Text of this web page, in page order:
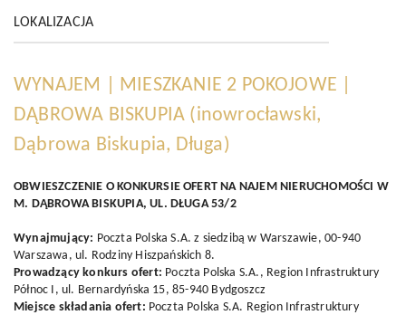
LOKALIZACJA
WYNAJEM | MIESZKANIE 2 POKOJOWE |
DĄBROWA BISKUPIA (inowrocławski,
Dąbrowa Biskupia, Długa)
OBWIESZCZENIE O KONKURSIE OFERT NA NAJEM NIERUCHOMOŚCI W
M. DĄBROWA BISKUPIA, UL. DŁUGA 53/2
Wynajmujący: Poczta Polska S.A. z siedzibą w Warszawie, 00-940
Warszawa, ul. Rodziny Hiszpańskich 8.
Prowadzący konkurs ofert: Poczta Polska S.A., Region Infrastruktury
Północ I, ul. Bernardyńska 15, 85-940 Bydgoszcz
Miejsce składania ofert: Poczta Polska S.A. Region Infrastruktury